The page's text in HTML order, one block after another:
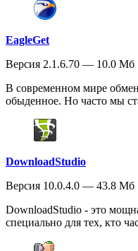
EagleGet
Версия 2.1.6.70 — 10.0 Мб
В современном мире
обыденное. Но часто мы
DownloadStudio
Версия 10.0.4.0 — 43.8 Мб
DownloadStudio - это
специально для тех, кто